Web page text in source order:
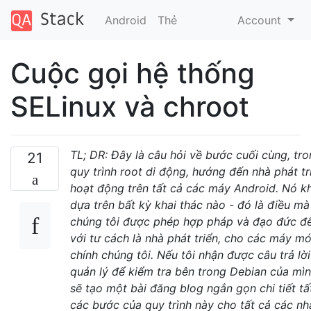
Android Thẻ Account
Cuộc gọi hệ thống
SELinux và chroot
21
TL; DR: Đây là câu hỏi về bước cuối cùng,
quy trình root di động, hướng đến nhà phát
hoạt động trên tất cả các máy Android. Nó
dựa trên bất kỳ khai thác nào - đó là điều mà
chúng tôi được phép hợp pháp và đạo đức
với tư cách là nhà phát triển, cho các máy
chính chúng tôi. Nếu tôi nhận được câu trả
quản lý để kiểm tra bên trong Debian của
sẽ tạo một bài đăng blog ngắn gọn chi tiết
các bước của quy trình này cho tất cả các